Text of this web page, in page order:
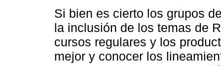
Si bien es cierto los grupos
la inclusión de los temas de
cursos regulares y los
mejor y conocer los